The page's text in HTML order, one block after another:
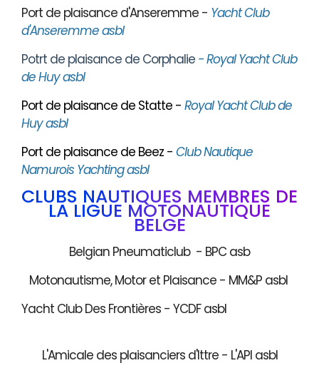
Port de plaisance d'Anseremme - Yacht Club
d'Anseremme asbl
Potrt de plaisance de Corphalie - Royal Yacht Club
de Huy asbl
Port de plaisance de Statte - Royal Yacht Club de
Huy asbl
Port de plaisance de Beez - Club Nautique
Namurois Yachting asbl
CLUBS NAUTIQUES MEMBRES DE
LA LIGUE MOTONAUTIQUE
BELGE
Belgian Pneumaticlub - BPC asb
Motonautisme, Motor et Plaisance - MM&P asbl
Yacht Club Des Frontières - YCDF asbl
L'Amicale des plaisanciers d'Ittre - L'API asbl